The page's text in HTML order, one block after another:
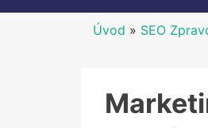
Úvod » SEO